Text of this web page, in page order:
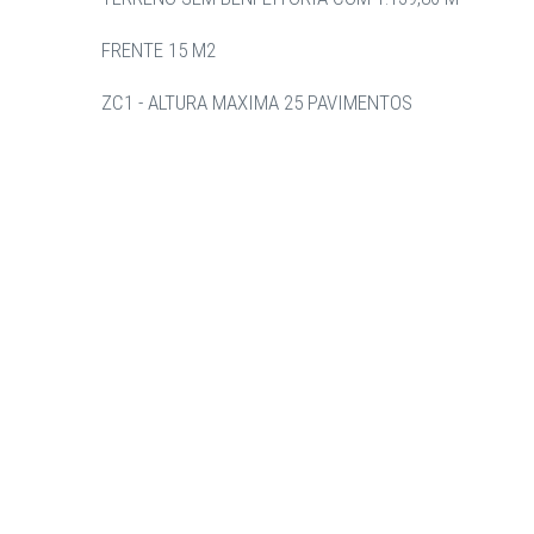
FRENTE 15 M2
ZC1 - ALTURA MAXIMA 25 PAVIMENTOS